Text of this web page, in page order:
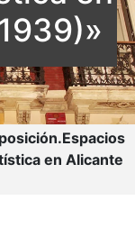
en Alicante